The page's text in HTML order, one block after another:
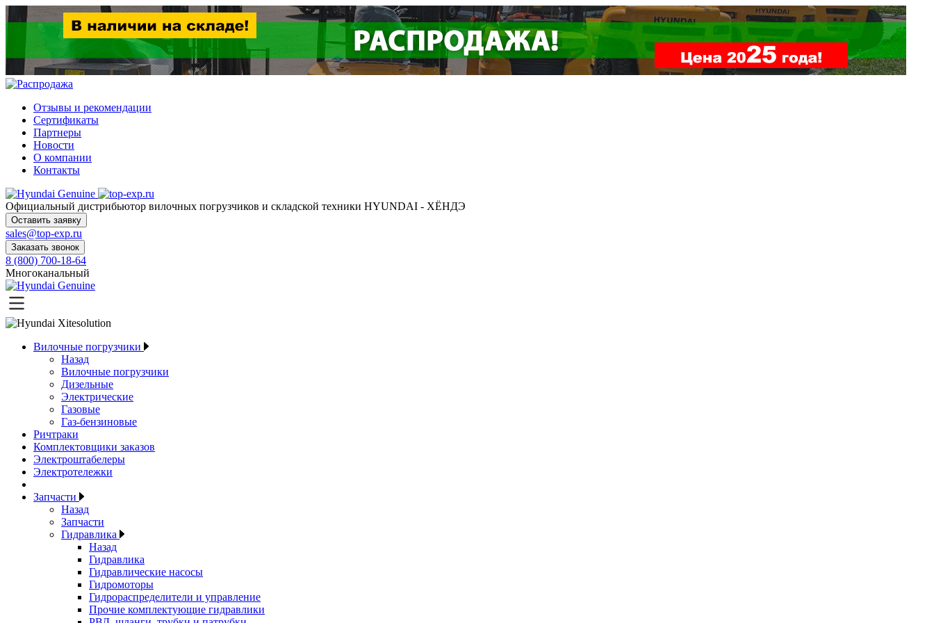
Отзывы и рекомендации
Сертификаты
Партнеры
Новости
О компании
Контакты
Официальный дистрибьютор вилочных погрузчиков и складской техники HYUNDAI - ХЁНДЭ
Оставить заявку
sales@top-exp.ru
Заказать звонок
8 (800) 700-18-64
Многоканальный
Вилочные погрузчики
Назад
Вилочные погрузчики
Дизельные
Электрические
Газовые
Газ-бензиновые
Ричтраки
Комплектовщики заказов
Электроштабелеры
Электротележки
Запчасти
Назад
Запчасти
Гидравлика
Назад
Гидравлика
Гидравлические насосы
Гидромоторы
Гидрораспределители и управление
Прочие комплектующие гидравлики